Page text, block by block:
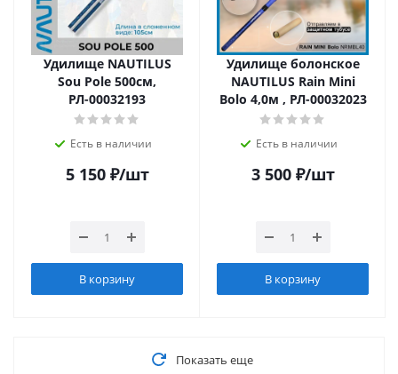
Удилище NAUTILUS
Sou Pole 500см,
РЛ-00032193
Есть в наличии
5 150₽/шт
В корзину
Удилище болонское
NAUTILUS Rain Mini
Bolo 4,0м , РЛ-00032023
Есть в наличии
3 500₽/шт
В корзину
Показать еще